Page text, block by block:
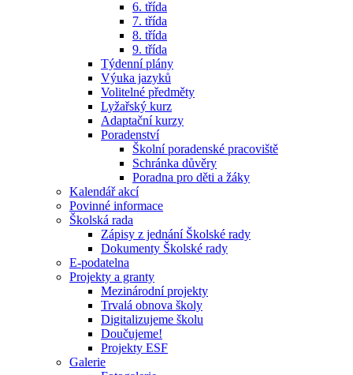
6. třída
7. třída
8. třída
9. třída
Týdenní plány
Výuka jazyků
Volitelné předměty
Lyžařský kurz
Adaptační kurzy
Poradenství
Školní poradenské pracoviště
Schránka důvěry
Poradna pro děti a žáky
Kalendář akcí
Povinné informace
Školská rada
Zápisy z jednání Školské rady
Dokumenty Školské rady
E-podatelna
Projekty a granty
Mezinárodní projekty
Trvalá obnova školy
Digitalizujeme školu
Doučujeme!
Projekty ESF
Galerie